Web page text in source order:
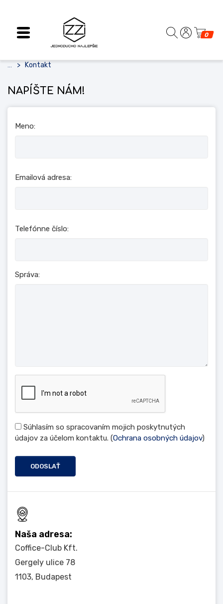
0
Kontakt
NAPÍŠTE NÁM!
Meno:
Emailová adresa:
Telefónne číslo:
Správa:
Súhlasím so spracovaním mojich poskytnutých
údajov za účelom kontaktu. (Ochrana osobných údajov)
ODOSLAŤ
Naša adresa:
Coffice-Club Kft.
Gergely ulice 78
1103, Budapest